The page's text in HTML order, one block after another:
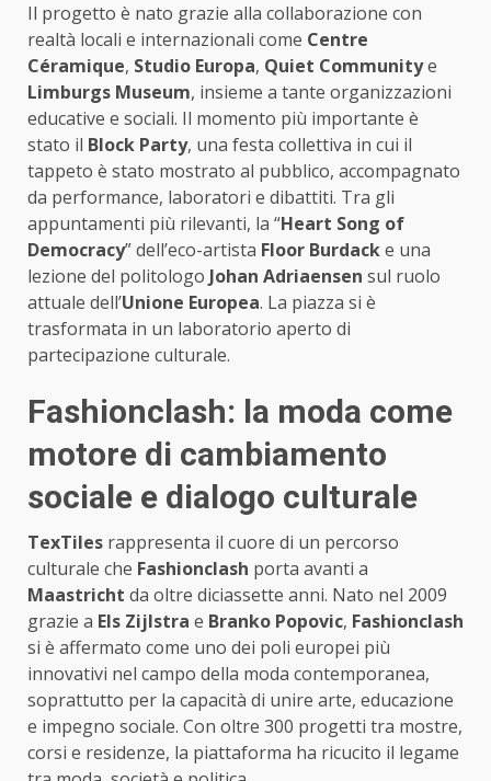
Il progetto è nato grazie alla collaborazione con
realtà locali e internazionali come Centre
Céramique, Studio Europa, Quiet Communitye
Limburgs Museum, insieme a tante organizzazioni
educative e sociali. Il momento più importante è
stato il Block Party, una festa collettiva in cui il
tappeto è stato mostrato al pubblico, accompagnato
da performance, laboratori e dibattiti. Tra gli
appuntamenti più rilevanti, la “Heart Song of
Democracy” dell’eco-artista Floor Burdacke una
lezione del politologo Johan Adriaensen sul ruolo
attuale dell’Unione Europea. La piazza si è
trasformata in un laboratorio aperto di
partecipazione culturale.
Fashionclash: la moda come
motore di cambiamento
sociale e dialogo culturale
TexTiles rappresenta il cuore di un percorso
culturale che Fashionclash porta avanti a
Maastricht da oltre diciassette anni. Nato nel 2009
grazie a Els Zijlstra e Branko Popovic, Fashionclash
si è affermato come uno dei poli europei più
innovativi nel campo della moda contemporanea,
soprattutto per la capacità di unire arte, educazione
e impegno sociale. Con oltre 300 progetti tra mostre,
corsi e residenze, la piattaforma ha ricucito il legame